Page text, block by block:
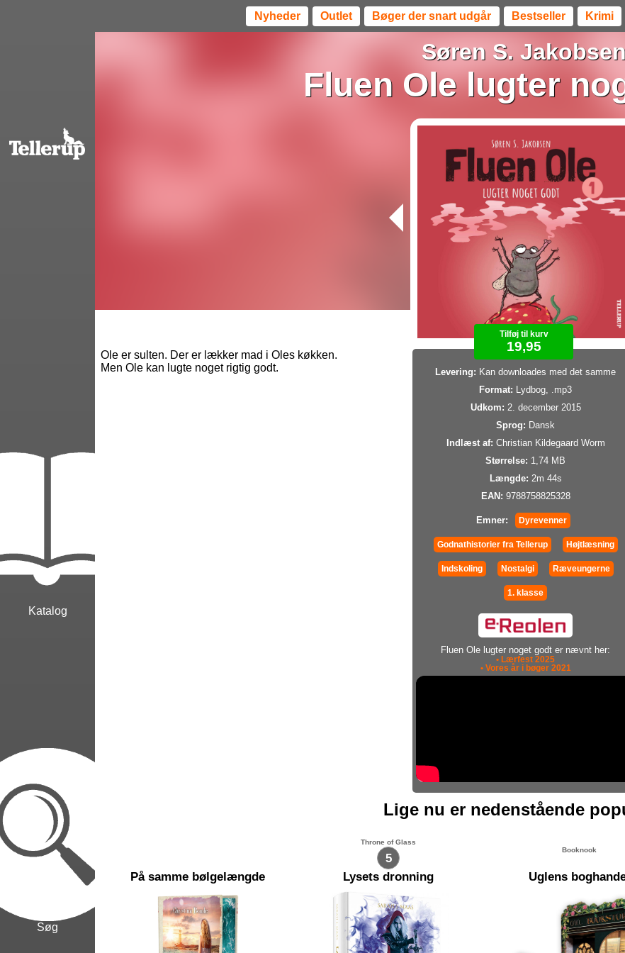
Nyheder Outlet Bøger der snart udgår Bestseller Krimi
Katalog
Søg
Søren S. Jakobsen
Fluen Ole lugter
Tilføj til kurv
19,95
Levering: Kan downloades med det samme
Format: Lydbog, .mp3
Udkom: 2. december 2015
Sprog: Dansk
Indlæst af: Christian Kildegaard Worm
Størrelse: 1,74 MB
Længde: 2m 44s
EAN: 9788758825328
Emner: Dyrevenner
Godnathistorier fra Tellerup Højtlæsning
Indskoling Nostalgi Ræveungerne
1. klasse
Fluen Ole lugter noget godt er nævnt her:
• Lærfest 2025
• Vores år i bøger 2021
Ole er sulten. Der er lækker mad i Oles køkken.
Men Ole kan lugte noget rigtig godt.
Lige nu er nedenstående
På samme bølgelængde
5
Throne of Glass
Lysets dronning
Booknook
Uglens